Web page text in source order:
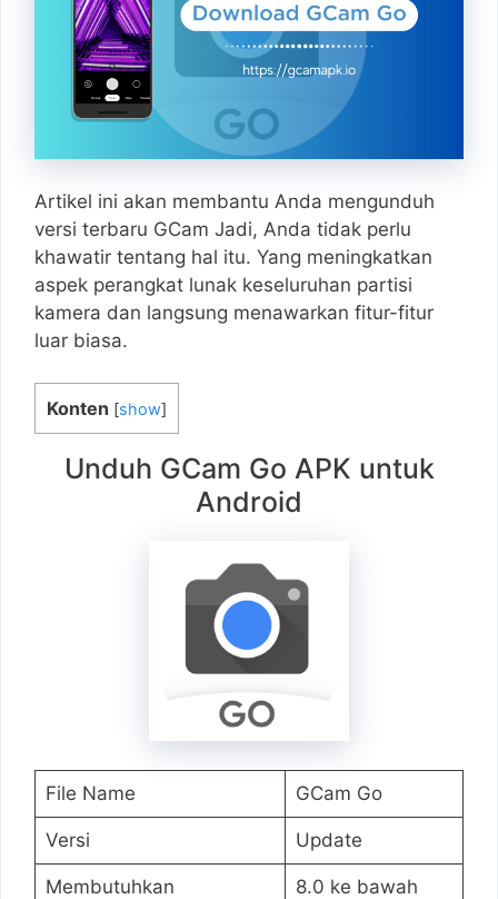
Artikel ini akan membantu Anda mengunduh
versi terbaru GCam Jadi, Anda tidak perlu
khawatir tentang hal itu. Yang meningkatkan
aspek perangkat lunak keseluruhan partisi
kamera dan langsung menawarkan fitur-fitur
luar biasa.
Konten [show]
Unduh GCam Go APK untuk
Android
File Name GCam Go
Versi Update
Membutuhkan 8.0 ke bawah